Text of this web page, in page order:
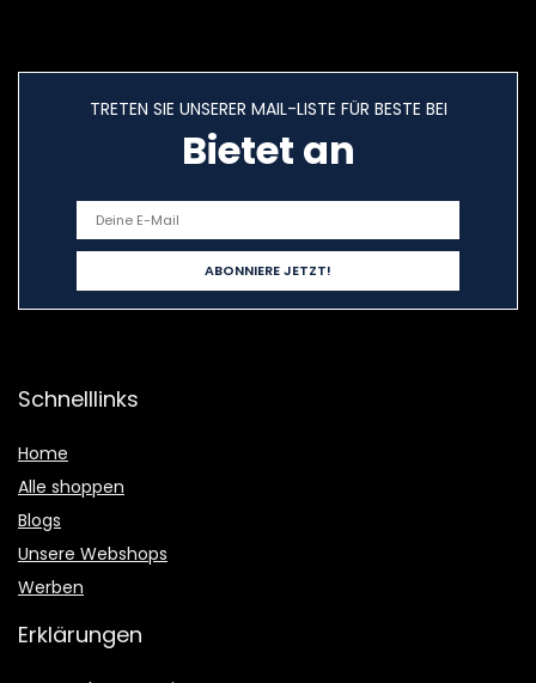
TRETEN SIE UNSERER MAIL-LISTE FÜR BESTE BEI
Bietet an
Schnelllinks
Home
Alle shoppen
Blogs
Unsere Webshops
Werben
Erklärungen